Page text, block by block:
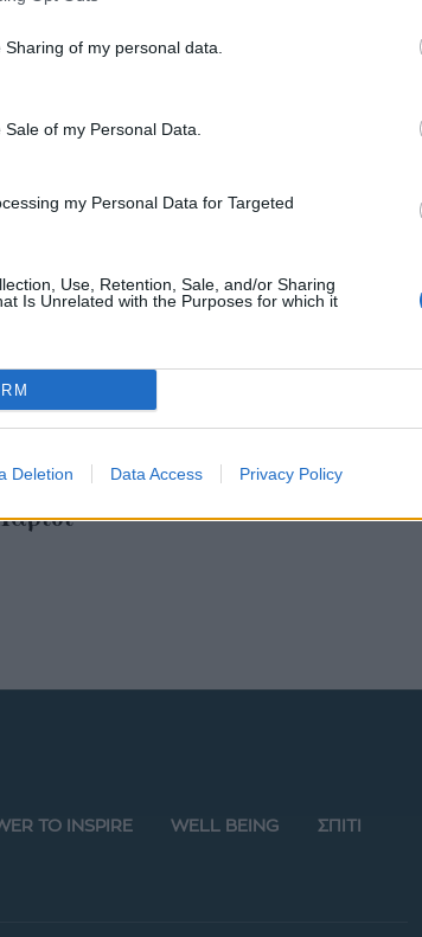
of my personal data.
of my Personal Data.
my Personal Data for Targeted
Use, Retention, Sale, and/or Sharing
Is Unrelated with the Purposes for which it
Deletion Data Access Privacy Policy
τις
TO INSPIRE WELL BEING ΣΠΙΤΙ